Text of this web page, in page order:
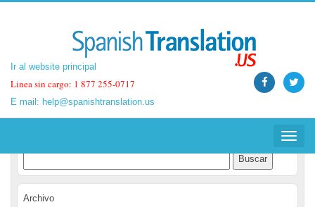
Ir al website principal
Linea sin cargo: 1 877 255-0717
E mail: help@spanishtranslation.us
Toggle
Ir al website principal
Linea sin cargo: 1 877 255-0717
E mail: help@spanishtranslation.us
Toggle
Spanish Translation Blog
Archivo